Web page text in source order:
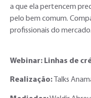
a que ela pertencem
pelo bem comum.
profissionais do
Webinar: Linhas de
Realização: Talks